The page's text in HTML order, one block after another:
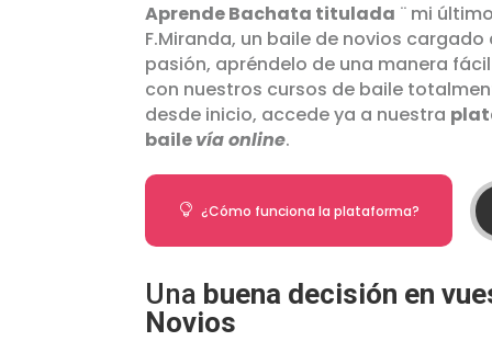
Aprende Bachata titulada ¨ mi
F.Miranda, un baile de novios
pasión, apréndelo de una manera
con nuestros cursos de baile
desde inicio, accede ya a nuestra
bailevía online.
 ¿Cómo funciona la plataforma?
Una buena decisión en
Novios